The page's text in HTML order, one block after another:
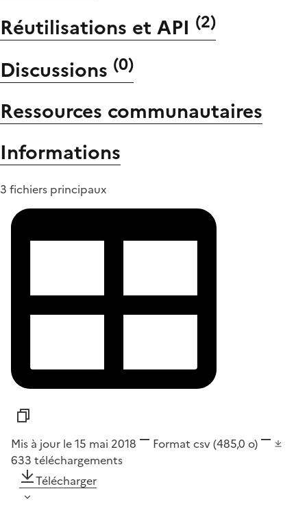
Réutilisations et API (2)
Discussions (0)
Ressources communautaires
Informations
3 fichiers principaux
Mis à jour le 15 mai 2018 Format csv(485,0 o)
633 téléchargements
Télécharger